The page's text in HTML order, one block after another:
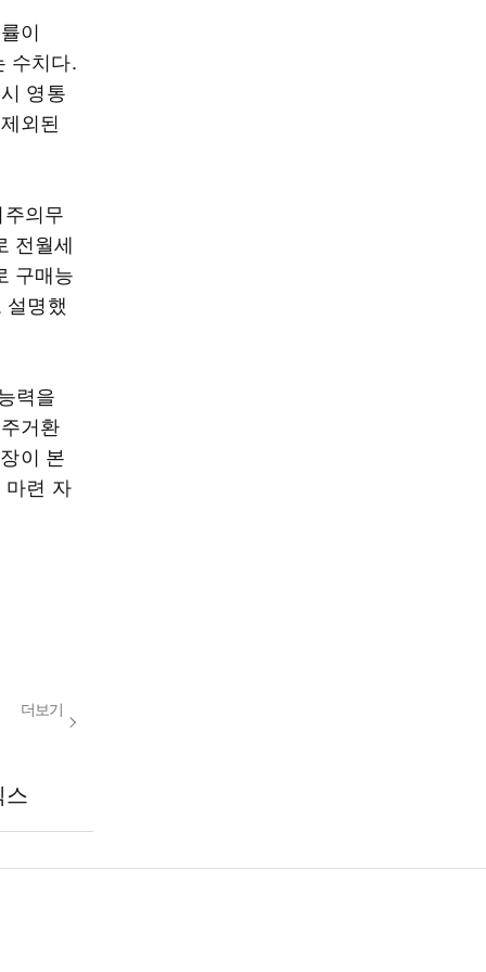
이
수치다.
영통
외된
의무
전월세
구매능
설명했
력을
거환
이 본
마련 자
더보기